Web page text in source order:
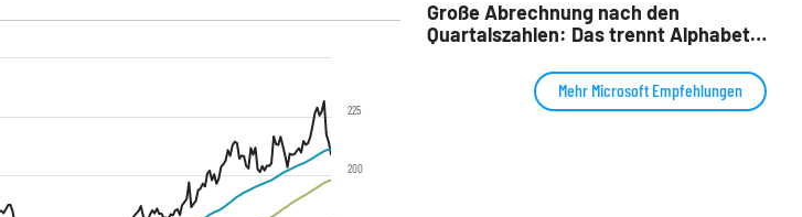
200
225
Große Abrechnung nach den
Quartalszahlen: Das trennt Alphabet
Mehr Microsoft Empfehlungen